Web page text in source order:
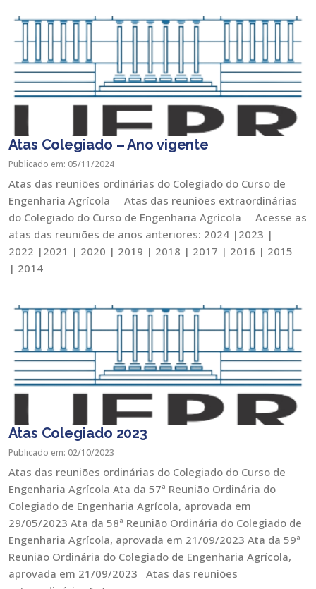
Atas Colegiado – Ano vigente
Publicado em: 05/11/2024
Atas das reuniões ordinárias do Colegiado do Curso de
Engenharia Agrícola Atas das reuniões extraordinárias
do Colegiado do Curso de Engenharia Agrícola Acesse as
atas das reuniões de anos anteriores: 2024 |2023 |
2022 |2021 | 2020 | 2019 | 2018 | 2017 | 2016 | 2015
| 2014
Atas Colegiado 2023
Publicado em: 02/10/2023
Atas das reuniões ordinárias do Colegiado do Curso de
Engenharia Agrícola Ata da 57ª Reunião Ordinária do
Colegiado de Engenharia Agrícola, aprovada em
29/05/2023 Ata da 58ª Reunião Ordinária do Colegiado de
Engenharia Agrícola, aprovada em 21/09/2023 Ata da 59ª
Reunião Ordinária do Colegiado de Engenharia Agrícola,
aprovada em 21/09/2023 Atas das reuniões